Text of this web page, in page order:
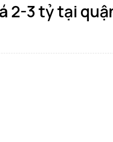
2-3 tỷ tại